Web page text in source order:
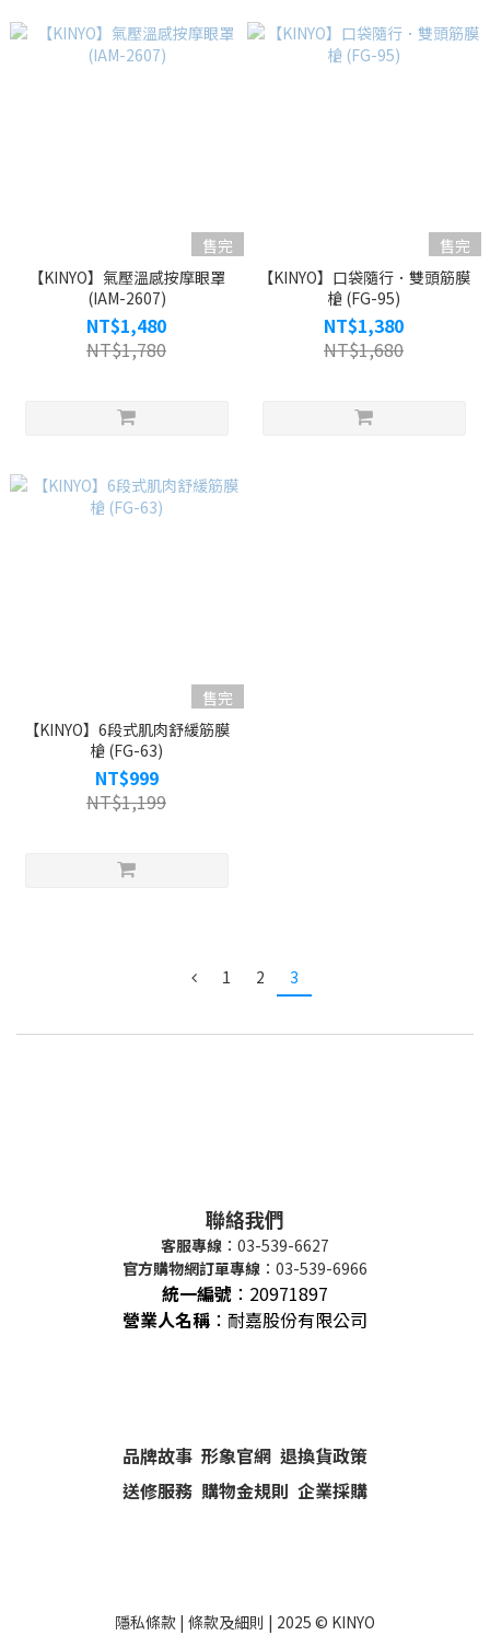
售完
【KINYO】氣壓溫感按摩眼罩
(IAM-2607)
NT$1,480
NT$1,780
售完
【KINYO】口袋隨行．雙頭筋膜
槍 (FG-95)
NT$1,380
NT$1,680
售完
【KINYO】6段式肌肉舒緩筋膜
槍 (FG-63)
NT$999
NT$1,199
1 2 3
聯絡我們
客服專線 ：03-539-6627
官方購物網訂單專線 ：03-539-6966
統一編號 ： 20971897
營業人名稱 ：耐嘉股份有限公司
品牌故事 形象官網 退換貨政策
送修服務 購物金規則 企業採購
隱私條款 | 條款及細則 | 2025 © KINYO